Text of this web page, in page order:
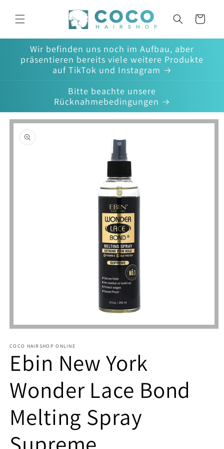
Inhalt
Warenkorb
Wir befinden uns noch im Aufbau, aber
präsentieren bereits viele weitere Produkte
auf TikTok und Instagram
Bitte beachte unsere
Rücknahmebedingungen
Medien
in
öffnen
COCO HAIRSHOP ONLINE
Ebin New York
Wonder Lace Bond
Melting Spray